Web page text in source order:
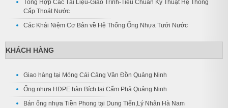
Tổng Hợp Các Tài Liệu-Giáo Trình-Tiêu Chuẩn Kỹ Thuật Hệ Thống
Cấp Thoát Nước
Các Khái Niệm Cơ Bản về Hệ Thống Ống Nhựa Tưới Nước
KHÁCH HÀNG
Giao hàng tại Móng Cái Cảng Vân Đồn Quảng Ninh
Ống nhựa HDPE hàn Bích tại Cẩm Phả Quảng Ninh
Bán ống nhựa Tiền Phong tại Dung Tiến,Lý Nhân Hà Nam